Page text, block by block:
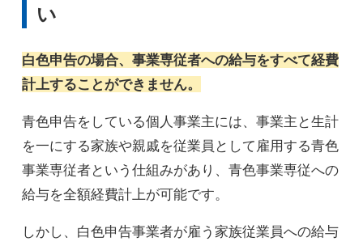
い
白色申告の場合、事業専従者への給与をすべて経費
計上することができません。
青色申告をしている個人事業主には、事業主と生計
を一にする家族や親戚を従業員として雇用する青色
事業専従者という仕組みがあり、青色事業専従への
給与を全額経費計上が可能です。
しかし、白色申告事業者が雇う家族従業員への給与